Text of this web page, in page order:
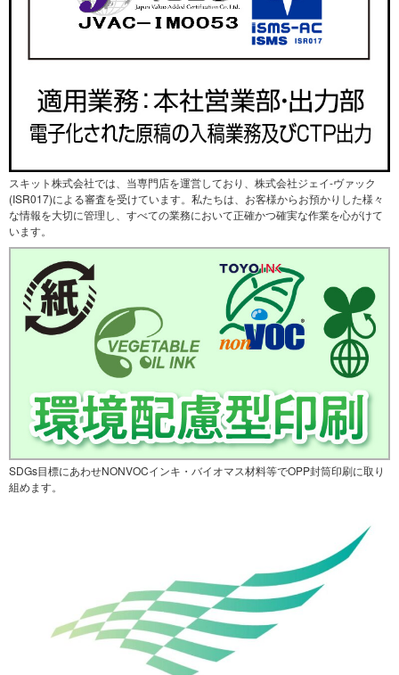
スキット株式会社では、当専門店を運営しており、株式会社ジェイ-ヴァック
(ISR017)による審査を受けています。私たちは、お客様からお預かりした様々
な情報を大切に管理し、すべての業務において正確かつ確実な作業を心がけて
います。
SDGs目標にあわせNONVOCインキ・バイオマス材料等でOPP封筒印刷に取り
組めます。